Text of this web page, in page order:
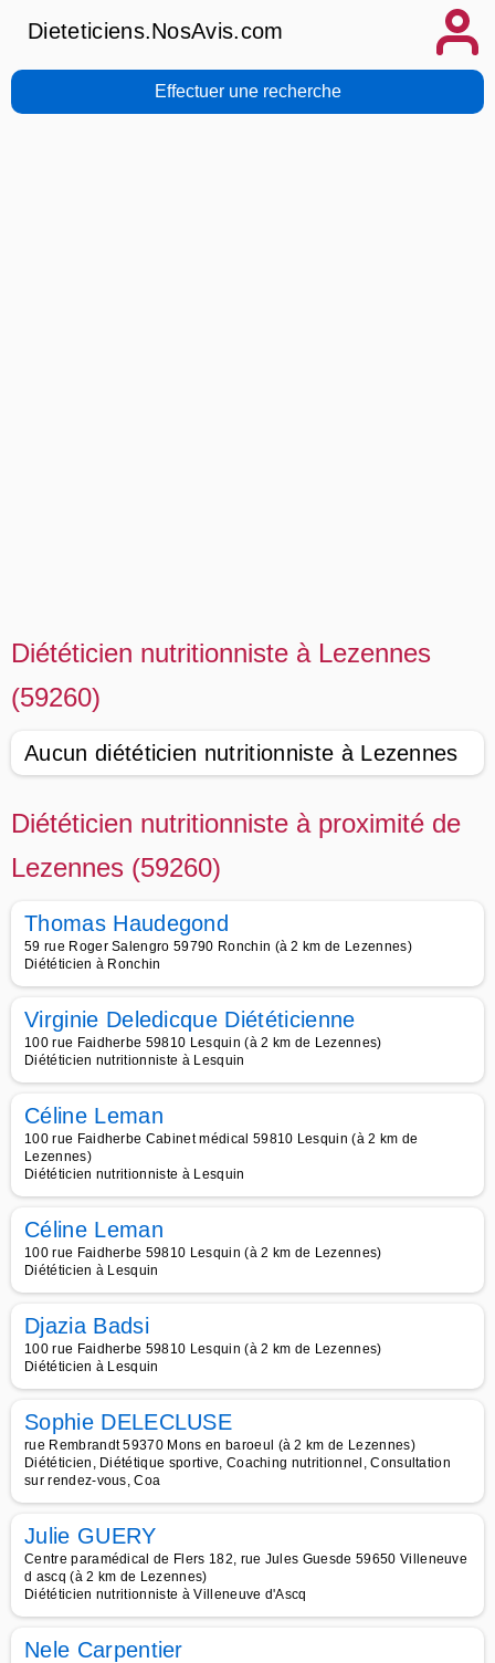
Dieteticiens.NosAvis.com
Effectuer une recherche
Diététicien nutritionniste à Lezennes
(59260)
Aucun diététicien nutritionniste à Lezennes
Diététicien nutritionniste à proximité de
Lezennes (59260)
Thomas Haudegond
59 rue Roger Salengro 59790 Ronchin (à 2 km de Lezennes)
Diététicien à Ronchin
Virginie Deledicque Diététicienne
100 rue Faidherbe 59810 Lesquin (à 2 km de Lezennes)
Diététicien nutritionniste à Lesquin
Céline Leman
100 rue Faidherbe Cabinet médical 59810 Lesquin (à 2 km de
Lezennes)
Diététicien nutritionniste à Lesquin
Céline Leman
100 rue Faidherbe 59810 Lesquin (à 2 km de Lezennes)
Diététicien à Lesquin
Djazia Badsi
100 rue Faidherbe 59810 Lesquin (à 2 km de Lezennes)
Diététicien à Lesquin
Sophie DELECLUSE
rue Rembrandt 59370 Mons en baroeul (à 2 km de Lezennes)
Diététicien, Diététique sportive, Coaching nutritionnel, Consultation
sur rendez-vous, Coa
Julie GUERY
Centre paramédical de Flers 182, rue Jules Guesde 59650 Villeneuve
d ascq (à 2 km de Lezennes)
Diététicien nutritionniste à Villeneuve d'Ascq
Nele Carpentier